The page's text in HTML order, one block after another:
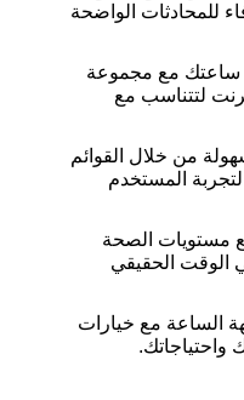
للمحادثات الواضحة
مع مجموعة
لتتناسب مع
من خلال القوائم
المستخدم
مستويات الصحة
الوقت الحقيقي
الساعة مع خيارات
واحتياجاتك.